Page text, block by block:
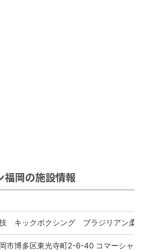
福岡の施設情報
キックボクシング ブラジリアン柔
市博多区東光寺町2-6-40 コマーシャ